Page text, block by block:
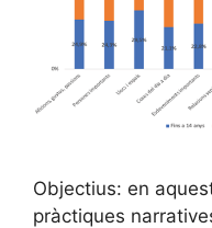
Objectius: en
pràctiques